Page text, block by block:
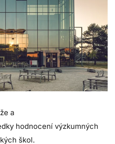
a
hodnocení výzkumných
škol.